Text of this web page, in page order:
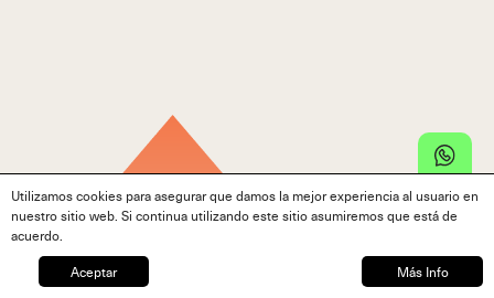
−82%
Utilizamos cookies para asegurar que damos la mejor experiencia al usuario en
nuestro sitio web. Si continua utilizando este sitio asumiremos que está de
acuerdo.
Aceptar
Más Info